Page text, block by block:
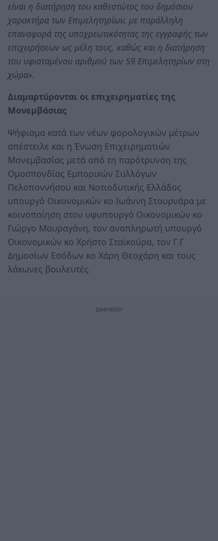
είναι η διατήρηση του καθεστώτος του δημόσιου
χαρακτήρα των Επιμελητηρίων, με παράλληλη
επαναφορά της υποχρεωτικότητας της εγγραφής των
επιχειρήσεων ως μέλη τους, καθώς και η διατήρηση
του υφισταμένου αριθμού των 59 Επιμελητηρίων στη
χώρα».
Διαμαρτύρονται οι επιχειρηματίες της
Μονεμβάσιας
Ψήφισμα κατά των νέων φορολογικών μέτρων
απέστειλε και η Ένωση Επιχειρηματιών
Μονεμβασίας μετά από τη παρότρυνση της
Ομοσπονδίας Εμπορικών Συλλόγων
Πελοποννήσου και Νοτιοδυτικής Ελλάδος
υπουργό Οικονομικών κο Ιωάννη Στουρνάρα με
κοινοποίηση στον υφυπουργό Οικονομικών κο
Γιώργο Μαυραγάνη, τον αναπληρωτή υπουργό
Οικονομικών κο Χρήστο Σταϊκούρα, τον Γ.Γ
Δημοσίων Εσόδων κο Χάρη Θεοχάρη και τους
λάκωνες βουλευτές.